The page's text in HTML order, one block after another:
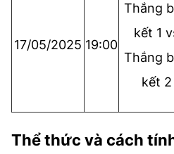
17/05/2025 19:00
Thắng
kết 1
Thắng
kết 2
Thể thức và cách